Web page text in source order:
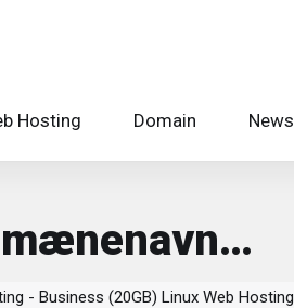
Hosting Domain News
- Business (20GB) Linux Web Hosting